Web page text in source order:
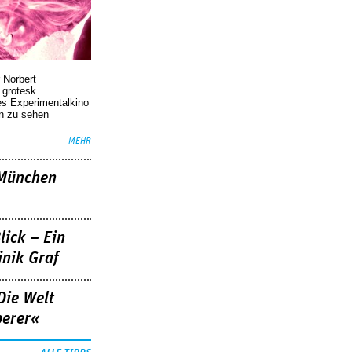
Experimentalkino
zu sehen
MEHR
– Ein
Graf
Welt